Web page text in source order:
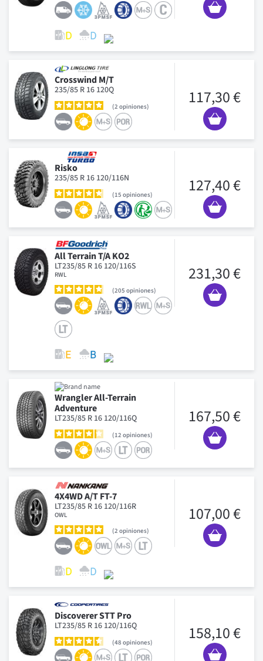
Crosswind M/T
235/85 R 16 120Q
2 opiniones 117,30 €
Risko
235/85 R 16 120/116N
15 opiniones 127,40 €
All Terrain T/A KO2
LT235/85 R 16 120/116S
RWL
205 opiniones
231,30 €
Wrangler All-Terrain
Adventure
LT235/85 R 16 120/116Q
12 opiniones
167,50 €
4X4WD A/T FT-7
LT235/85 R 16 120/116R
OWL
2 opiniones
107,00 €
Discoverer STT Pro
LT235/85 R 16 120/116Q
48 opiniones 158,10 €